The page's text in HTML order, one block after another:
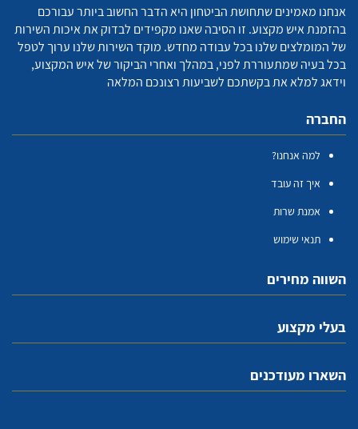
אנחנו מאמינים שתחושת הביטחון היא הדבר החשוב ביותר עבורכם
בהזמנת איש מקצוע. זו הסיבה שאנו מקפידים לבדוק את איכות השירות
של המומלצים שלנו בכל עבודה מחדש. מוקד השירות שלנו ערוך לטפל
בכל בעיה שמתעוררת לפני, במהלך ואחרי הביקור של איש המקצוע,
וידאג למלא את בקשתכם לשביעות רצונכם המלאה
החברה
למה אנחנו?
איך זה עובד
אמנת שרות
תנאי שימוש
השווה מחירים
בעלי מקצוע
השארו מעודכנים